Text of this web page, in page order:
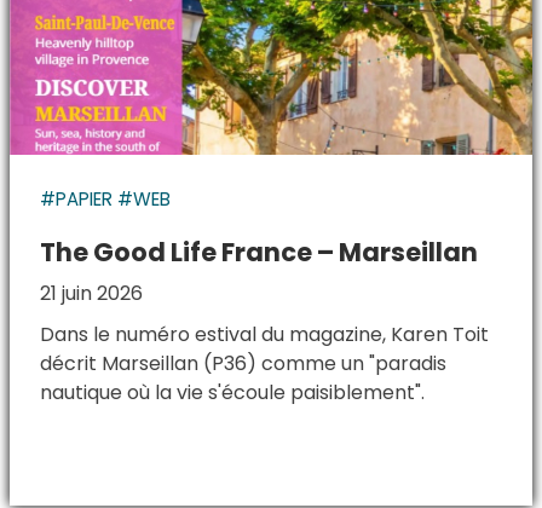
#PAPIER #WEB
The Good Life France – Marseillan
21 juin 2026
Dans le numéro estival du magazine, Karen Toit
décrit Marseillan (P36) comme un "paradis
nautique où la vie s'écoule paisiblement".